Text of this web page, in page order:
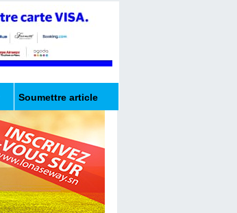
Soumettre article